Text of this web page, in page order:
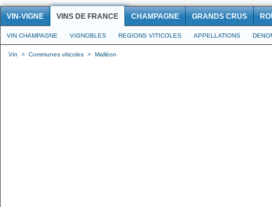
VIN-VIGNE VINS DE FRANCE CHAMPAGNE GRANDS CRUS
VIN CHAMPAGNE VIGNOBLES REGIONS VITICOLES APPELLATIONS
Vin > Communes viticoles > Malléon